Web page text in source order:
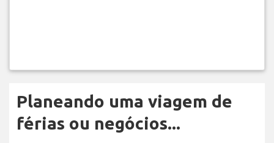
Planeando uma viagem de
férias ou negócios...